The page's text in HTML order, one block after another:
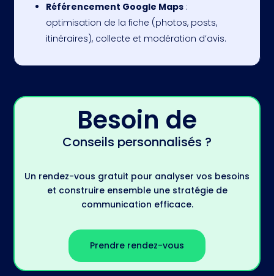
Référencement Google Maps:
optimisation de la fiche (photos, posts,
itinéraires), collecte et modération d’avis.
Besoin de
Conseils personnalisés ?
Un rendez-vous gratuit pour analyser vos besoins
et construire ensemble une stratégie de
communication efficace.
Prendre rendez-vous